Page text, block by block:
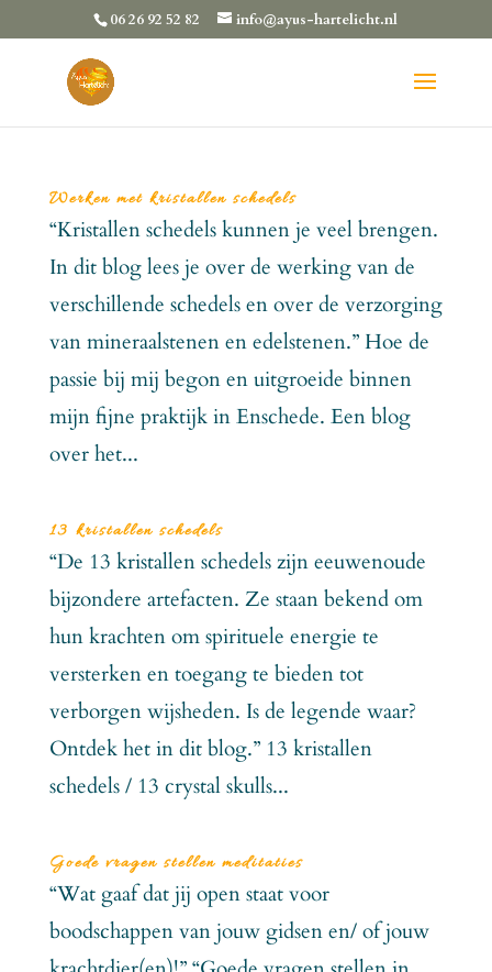
06 26 92 52 82 info@ayus-hartelicht.nl
Werken met kristallen schedels
“Kristallen schedels kunnen je veel brengen.
In dit blog lees je over de werking van de
verschillende schedels en over de verzorging
van mineraalstenen en edelstenen.” Hoe de
passie bij mij begon en uitgroeide binnen
mijn fijne praktijk in Enschede. Een blog
over het...
13 kristallen schedels
“De 13 kristallen schedels zijn eeuwenoude
bijzondere artefacten. Ze staan bekend om
hun krachten om spirituele energie te
versterken en toegang te bieden tot
verborgen wijsheden. Is de legende waar?
Ontdek het in dit blog.” 13 kristallen
schedels / 13 crystal skulls...
Goede vragen stellen meditaties
“Wat gaaf dat jij open staat voor
boodschappen van jouw gidsen en/ of jouw